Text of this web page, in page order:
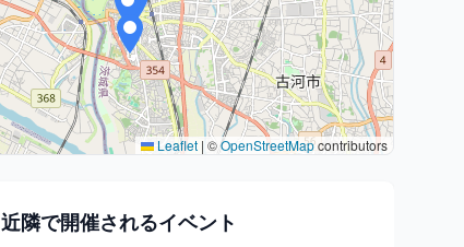
Leaflet | ©OpenStreetMapcontributors
近隣で開催されるイベント